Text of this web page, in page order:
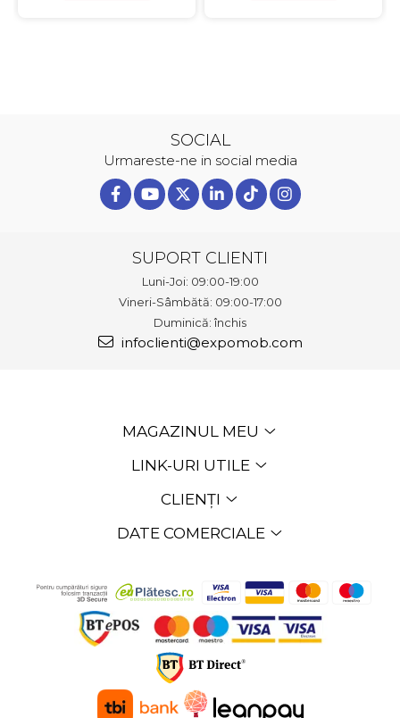
SOCIAL
Urmareste-ne in social media
SUPORT CLIENTI
Luni-Joi: 09:00-19:00
Vineri-Sâmbătă: 09:00-17:00
Duminică: închis
infoclienti@expomob.com
MAGAZINUL MEU
LINK-URI UTILE
CLIENȚI
DATE COMERCIALE